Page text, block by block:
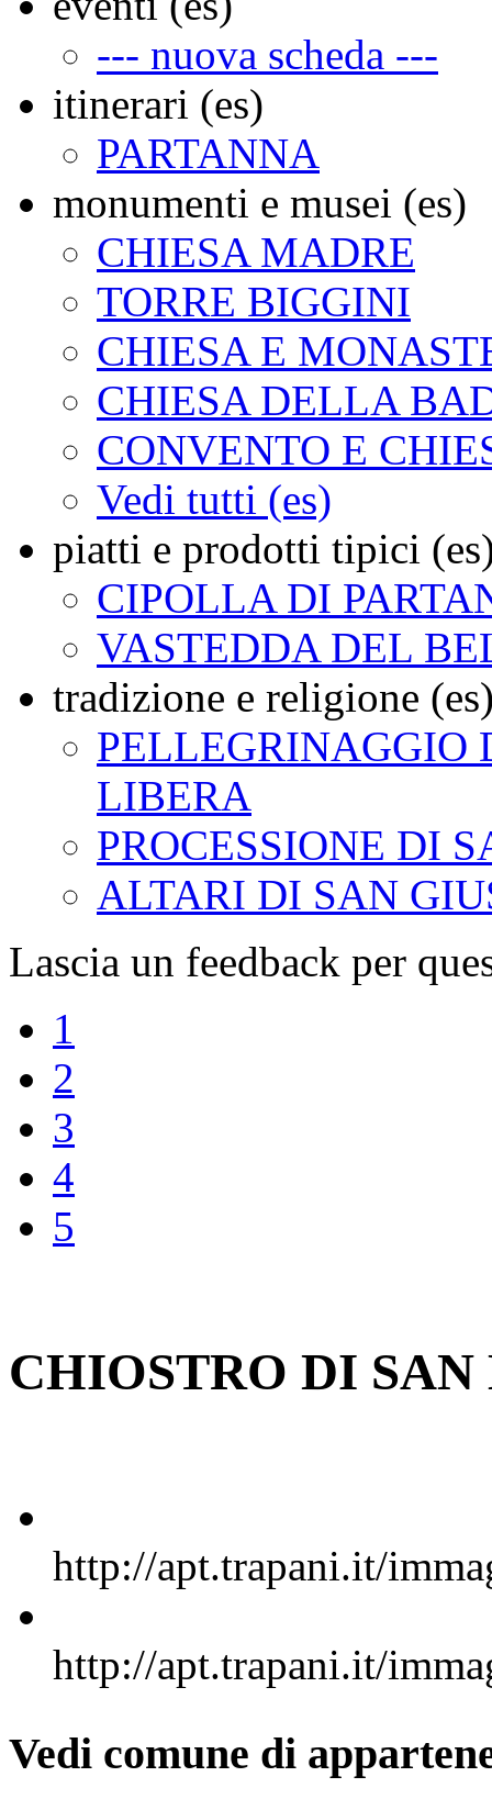
--- nuova scheda ---
itinerari (es)
PARTANNA
monumenti e musei (es)
CHIESA MADRE
TORRE BIGGINI
CHIESA E
CHIESA DELLA
CONVENTO E
Vedi tutti (es)
piatti e prodotti tipici
CIPOLLA DI
VASTEDDA DEL
tradizione e religione
LIBERA
PROCESSIONE DI
ALTARI DI SAN
Lascia un feedback per
1
2
3
4
5
CHIOSTRO DI
http://apt.trapani.it/
http://apt.trapani.it/
Vedi comune di